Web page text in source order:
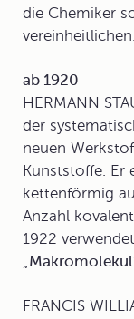
die Chemiker
vereinheitlichen.
ab 1920
HERMANN
der
neuen
Kunststoffe. Er
kettenförmig
Anzahl
1922
FRANCIS